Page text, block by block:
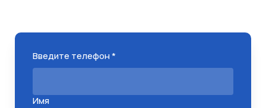
Введите телефон *
Имя